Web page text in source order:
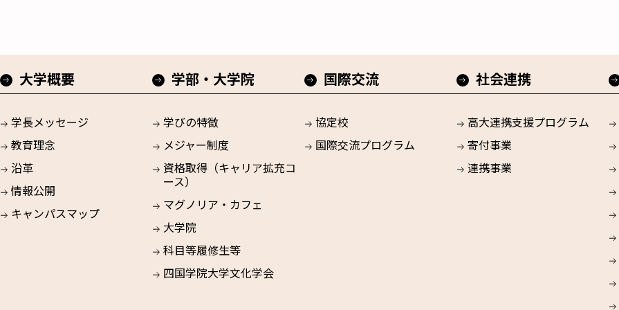
大学概要
学長メッセージ
教育理念
沿革
情報公開
キャンパスマップ
学部・大学院
学びの特徴
メジャー制度
資格取得（キャリア拡充コ
ース）
マグノリア・カフェ
大学院
科目等履修生等
四国学院大学文化学会
国際交流
協定校
国際交流プログラム
社会連携
高大連携支援プログラム
寄付事業
連携事業